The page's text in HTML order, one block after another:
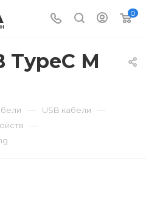
0
TypeC M
— USB кабели —
—